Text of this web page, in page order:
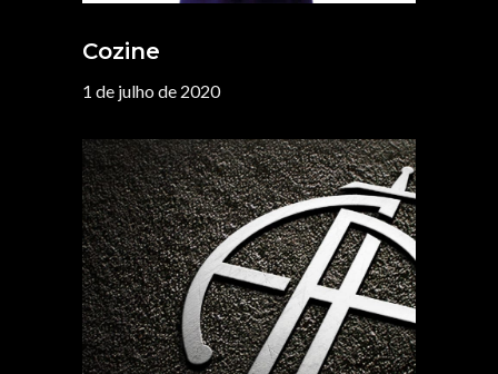
Cozine
1 de julho de 2020